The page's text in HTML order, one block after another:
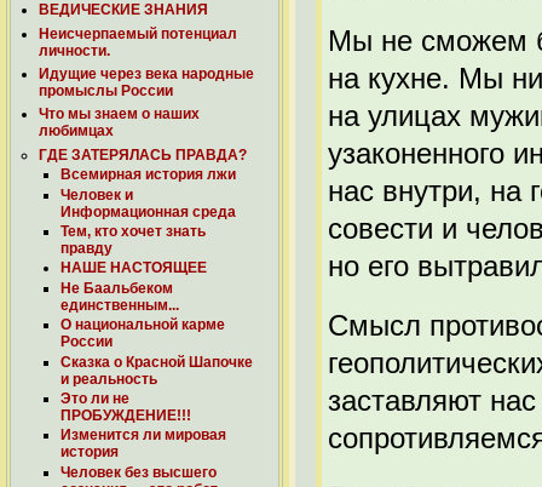
ВЕДИЧЕСКИЕ ЗНАНИЯ
Неисчерпаемый потенциал
личности.
Идущие через века народные
промыслы России
Что мы знаем о наших
любимцах
ГДЕ ЗАТЕРЯЛАСЬ ПРАВДА?
Всемирная история лжи
Человек и
Информационная среда
Тем, кто хочет знать
правду
НАШЕ НАСТОЯЩЕЕ
Не Баальбеком
единственным...
О национальной карме
России
Сказка о Красной Шапочке
и реальность
Это ли не
ПРОБУЖДЕНИЕ!!!
Изменится ли мировая
история
Человек без высшего
Мы не сможем
на кухне. Мы
на улицах
узаконенного
нас внутри, на
совести и
но его
Смысл
заставляют